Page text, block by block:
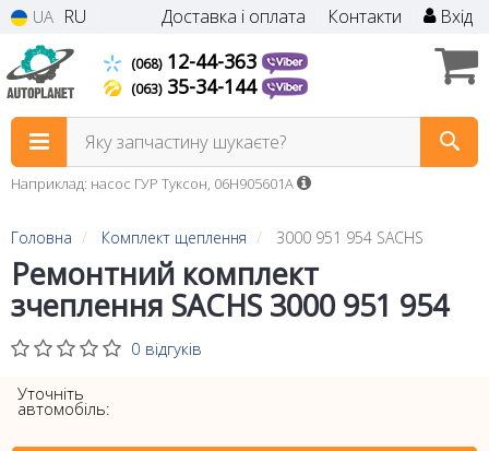
UA RU Доставка і оплата Контакти Вхід
(068)12-44-363
(063)35-34-144
Яку запчастину шукаєте?
Наприклад: насос ГУР Туксон, 06H905601A
Головна Комплект щеплення 3000 951 954 SACHS
Ремонтний комплект
зчеплення SACHS 3000 951 954
0 відгуків
Уточніть
автомобіль: